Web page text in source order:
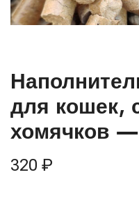
для кошек,
хомячков
320 ₽